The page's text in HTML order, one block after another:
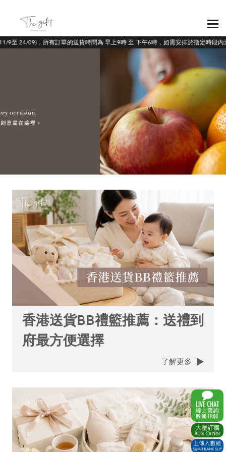
24/09)，所有訂單的送貨時間為 早上9時 至 下午6時，如需安排於指定時段內送
香港送貨BB禮籃推薦：送禮到
府最方便選擇
了解更多